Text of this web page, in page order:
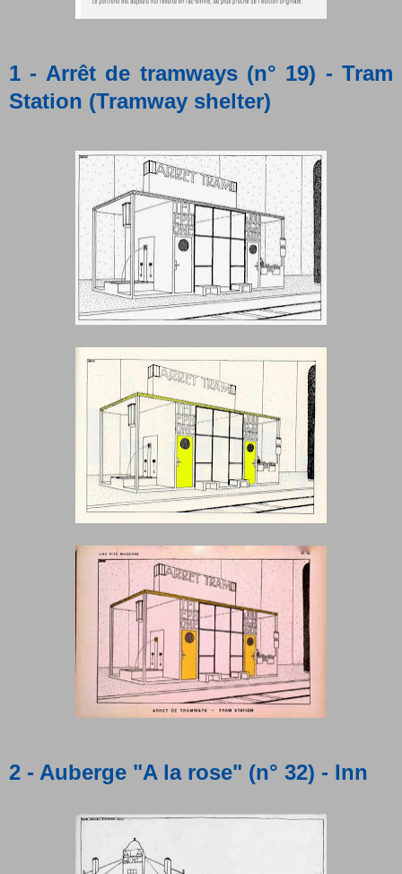
1 - Arrêt de tramways (n° 19) - Tram
Station (Tramway shelter)
2 - Auberge "A la rose" (n° 32) - Inn